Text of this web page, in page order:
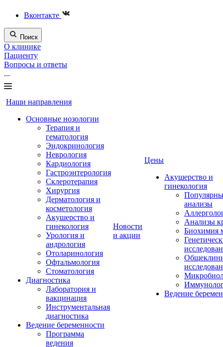
Вконтакте
Поиск
О клинике
Пациенту
Вопросы и ответы
...
Наши направления
Основные нозологии
Терапия и
гематология
Эндокринология
Неврология
Кардиология
Гастроэнтерология
Склеротерапия
Хирургия
Дерматология и
косметология
Акушерство и
гинекология
Урология и
андрология
Отоларинология
Офтальмология
Стоматология
Диагностика
Лаборатория и
вакцинация
Инструментальная
диагностика
Ведение беременности
Программа
ведения
Новости
и акции
Цены
Акушерство и
гинекология
анализы
Анализы
Биохимия
Ведение